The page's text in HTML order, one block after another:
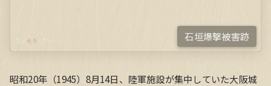
石垣爆撃被害跡
昭和20年（1945）8月14日、陸軍施設が集中していた大阪城